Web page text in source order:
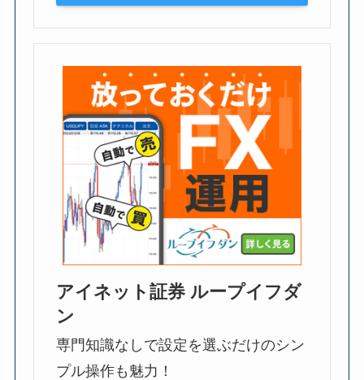
アイネット証券 ループイフダ
ン
専門知識なしで設定を選ぶだけのシン
プル操作も魅力！